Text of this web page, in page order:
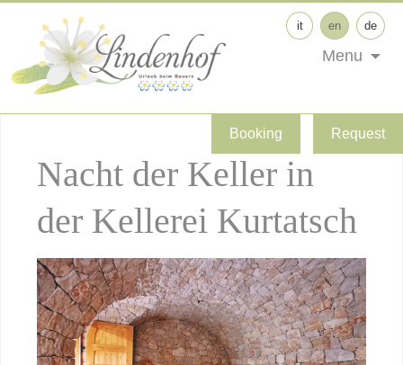
Booking Request
it en de
Menu
Nacht der Keller in
der Kellerei Kurtatsch